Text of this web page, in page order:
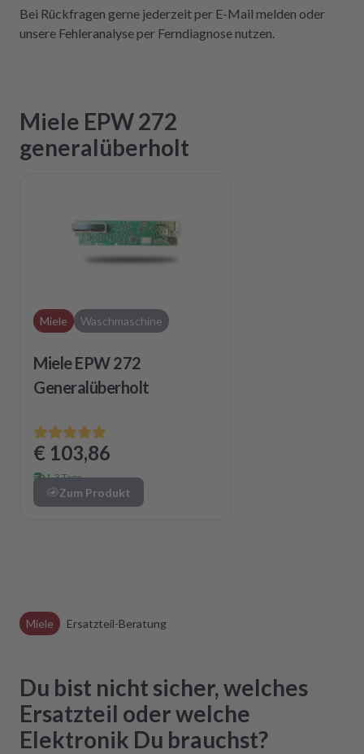
Bei Rückfragen gerne jederzeit per E-Mail melden oder
unsere Fehleranalyse per Ferndiagnose nutzen.
Miele EPW 272
generalüberholt
Miele Waschmaschine
Miele EPW 272
Generalüberholt
€ 103,86
1-3 Tage
Zum Produkt
Miele Ersatzteil-Beratung
Du bist nicht sicher, welches
Ersatzteil oder welche
Elektronik Du brauchst?